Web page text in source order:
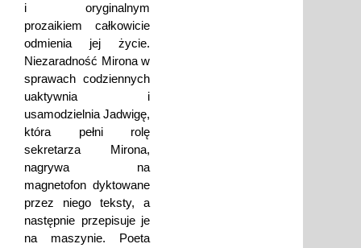
i oryginalnym
prozaikiem całkowicie
odmienia jej życie.
Niezaradność Mirona w
sprawach codziennych
uaktywnia i
usamodzielnia Jadwigę,
która pełni rolę
sekretarza Mirona,
nagrywa na
magnetofon dyktowane
przez niego teksty, a
następnie przepisuje je
na maszynie. Poeta